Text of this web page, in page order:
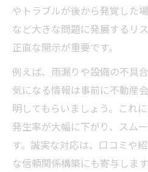
やトラブルが後から発覚した
など大きな問題に発展するリ
正直な開示が重要です。
例えば、雨漏りや設備の不具
気になる情報は事前に不動産
明してもらいましょう。これ
発生率が大幅に下がり、スム
す。誠実な対応は、口コミや
な信頼関係構築にも寄与します